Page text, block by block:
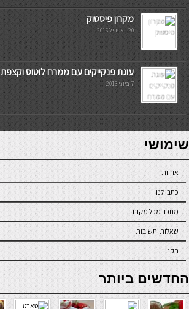
מקרון פיסטוק
20 באפריל 2016
עוגת פנקייקים עם ממרח לוטוס וקצפת
7 ביוני 2013
7slots
seriöse online casinos österreich
שימושי
אודות
כתבו לנו
מתכון מכל מקום
שאלות ותשובות
תקנון
online casino
החדשים ביותר